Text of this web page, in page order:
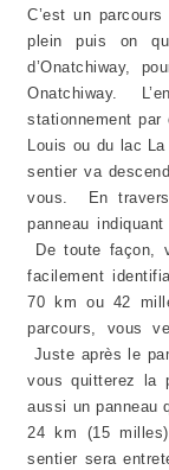
C’est un
plein puis on
d’Onatchiway,
Onatchiway.
stationnement par
Louis ou du lac
sentier va
vous. En
panneau
De toute façon,
facilement
70 km ou 42
parcours, vous
Juste après le
vous quitterez la
aussi un panneau
24 km (15
sentier sera